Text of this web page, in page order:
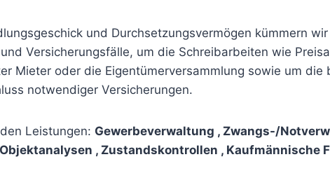
und Durchsetzungsvermögen kümmern
Versicherungsfälle, um die Schreibarbeiten wie
Mieter oder die Eigentümerversammlung sowie um
notwendiger Versicherungen.
Leistungen: Gewerbeverwaltung , Zwangs-/
, Zustandskontrollen , Kaufmännische